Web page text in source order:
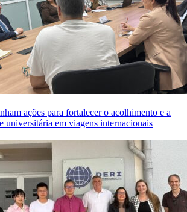
ações para fortalecer o acolhimento e a
universitária em viagens internacionais